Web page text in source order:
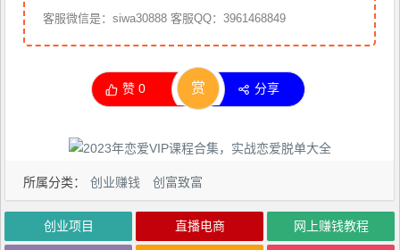
客服微信是：siwa30888 客服QQ：3961468849
赞0 赏 分享
所属分类： 创业赚钱 创富致富
创业项目 直播电商 网上赚钱教程